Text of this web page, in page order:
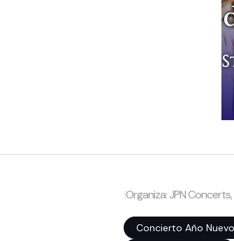
|Organiza: JPN Concerts,
Concierto Año Nuevo